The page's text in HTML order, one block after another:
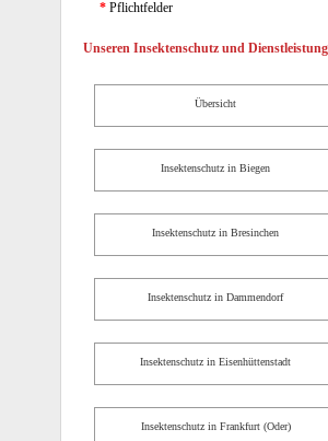
* Pflichtfelder
Unseren Insektenschutz und
Übersicht
Insektenschutz in Biegen
Insektenschutz in Bresinchen
Insektenschutz in Dammendorf
Insektenschutz in Eisenhüttenstadt
Insektenschutz in Frankfurt (Oder)